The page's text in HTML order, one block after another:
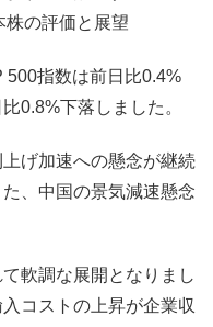
株の評価と展望
500指数は前日比0.4%
0.8%下落しました。
げ加速への懸念が継続
、中国の景気減速懸念
軟調な展開となりまし
コストの上昇が企業収